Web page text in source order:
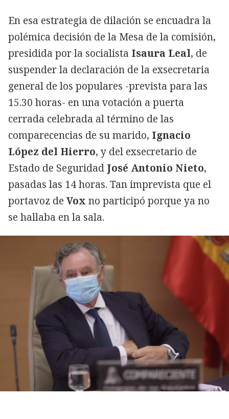
En esa estrategia de dilación se encuadra la
polémica decisión de la Mesa de la comisión,
presidida por la socialista Isaura Leal, de
suspender la declaración de la exsecretaria
general de los populares -prevista para las
15.30 horas- en una votación a puerta
cerrada celebrada al término de las
comparecencias de su marido, Ignacio
López del Hierro, y del exsecretario de
Estado de Seguridad José Antonio Nieto,
pasadas las 14 horas. Tan imprevista que el
portavoz de Vox no participó porque ya no
se hallaba en la sala.